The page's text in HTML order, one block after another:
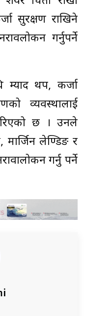
सुरक्षण राखिने
गर्नुपर्ने
म्याद थप, कर्जा
व्यवस्थालाई
छ । उनले
मार्जिन लेण्डिङ र
गर्नु पर्ने